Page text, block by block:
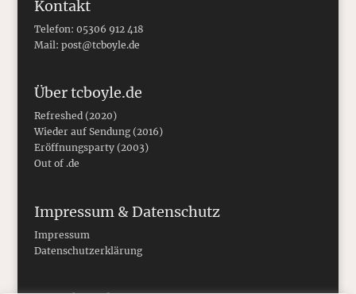
Kontakt
Telefon: 05306 912 418
Mail: post@tcboyle.de
Über tcboyle.de
Refreshed (2020)
Wieder auf Sendung (2016)
Eröffnungsparty (2003)
Out of .de
Impressum & Datenschutz
Impressum
Datenschutzerklärung